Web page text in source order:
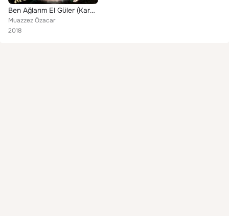
Ben Ağlarım El Güler (Karadeniz Klasikleri)
Muazzez Özacar
2018